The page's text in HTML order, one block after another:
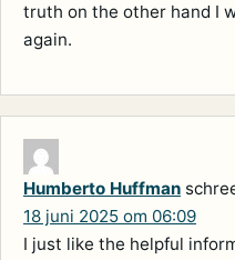
truth on the other hand I
again.
Humberto Huffman
18 juni 2025 om 06:09
I just like the helpful